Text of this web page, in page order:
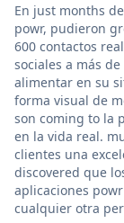
En just months
powr, pudieron
600 contactos
sociales a más
alimentar en su
forma visual de
son coming to la
en la vida real.
clientes una
discovered que
aplicaciones
cualquier otra